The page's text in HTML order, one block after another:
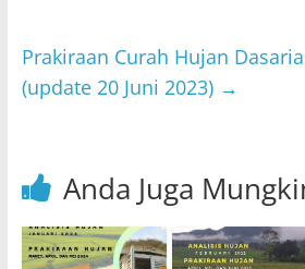
k
Prakiraan Curah Hujan
(update 20 Juni 2023) →
Anda Juga